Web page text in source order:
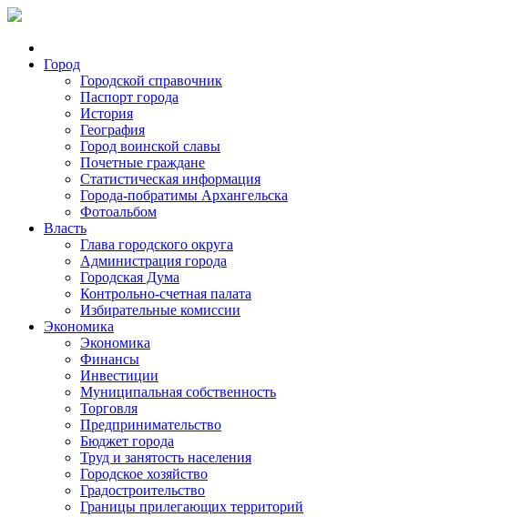
Город
Городской справочник
Паспорт города
История
География
Город воинской славы
Почетные граждане
Статистическая информация
Города-побратимы Архангельска
Фотоальбом
Власть
Глава городского округа
Администрация города
Городская Дума
Контрольно-счетная палата
Избирательные комиссии
Экономика
Экономика
Финансы
Инвестиции
Муниципальная собственность
Торговля
Предпринимательство
Бюджет города
Труд и занятость населения
Городское хозяйство
Градостроительство
Границы прилегающих территорий